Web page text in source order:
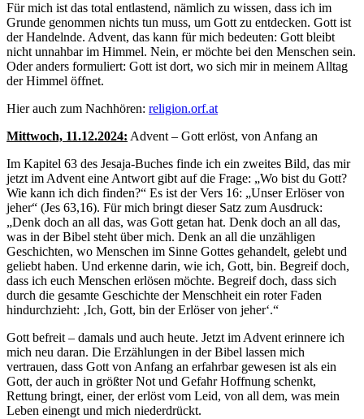
Für mich ist das total entlastend, nämlich zu wissen, dass ich im
Grunde genommen nichts tun muss, um Gott zu entdecken. Gott ist
der Handelnde. Advent, das kann für mich bedeuten: Gott bleibt
nicht unnahbar im Himmel. Nein, er möchte bei den Menschen sein.
Oder anders formuliert: Gott ist dort, wo sich mir in meinem Alltag
der Himmel öffnet.
Hier auch zum Nachhören: religion.orf.at
Mittwoch, 11.12.2024: Advent – Gott erlöst, von Anfang an
Im Kapitel 63 des Jesaja-Buches finde ich ein zweites Bild, das mir
jetzt im Advent eine Antwort gibt auf die Frage: „Wo bist du Gott?
Wie kann ich dich finden?“ Es ist der Vers 16: „Unser Erlöser von
jeher“ (Jes 63,16). Für mich bringt dieser Satz zum Ausdruck:
„Denk doch an all das, was Gott getan hat. Denk doch an all das,
was in der Bibel steht über mich. Denk an all die unzähligen
Geschichten, wo Menschen im Sinne Gottes gehandelt, gelebt und
geliebt haben. Und erkenne darin, wie ich, Gott, bin. Begreif doch,
dass ich euch Menschen erlösen möchte. Begreif doch, dass sich
durch die gesamte Geschichte der Menschheit ein roter Faden
hindurchzieht: ‚Ich, Gott, bin der Erlöser von jeher‘.“
Gott befreit – damals und auch heute. Jetzt im Advent erinnere ich
mich neu daran. Die Erzählungen in der Bibel lassen mich
vertrauen, dass Gott von Anfang an erfahrbar gewesen ist als ein
Gott, der auch in größter Not und Gefahr Hoffnung schenkt,
Rettung bringt, einer, der erlöst vom Leid, von all dem, was mein
Leben einengt und mich niederdrückt.